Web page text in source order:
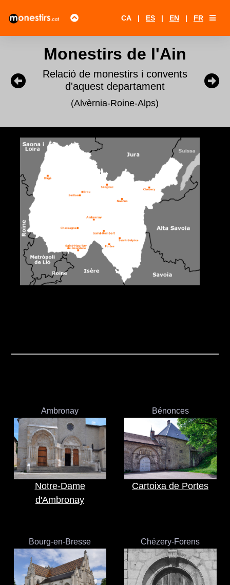
CA | ES | EN | FR
Monestirs de l'Ain
Relació de monestirs i convents
d'aquest departament
(Alvèrnia-Roine-Alps)
Ambronay
Notre-Dame
d'Ambronay
Bénonces
Cartoixa de Portes
Bourg-en-Bresse Chézery-Forens